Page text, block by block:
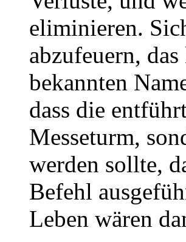
eliminieren.
abzufeuern,
bekannten
dass die
Messeturm,
werden sollte,
Befehl
Leben wären